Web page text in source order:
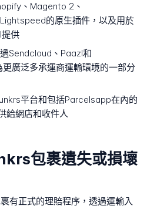
、Magento 2、
的原生插件，以及用於
提供
Sendcloud、Paazl和
廣泛多承運商運輸環境的一部分
平台和包括Parcelsapp在內的
給網店和收件人
包裹遺失或損壞
有正式的理賠程序，透過運輸入